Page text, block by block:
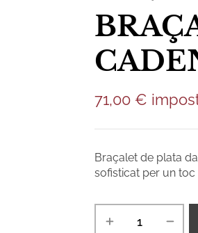
71,00 €
Braçalet de plata
sofisticat per un toc